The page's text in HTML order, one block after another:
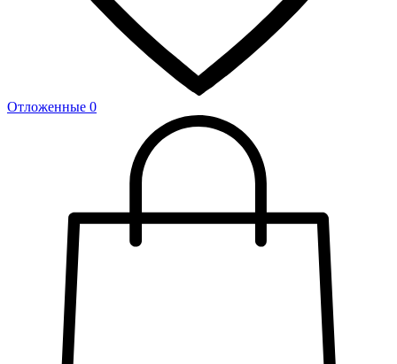
Отложенные 0